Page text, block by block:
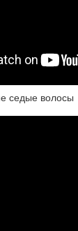
седые волосы